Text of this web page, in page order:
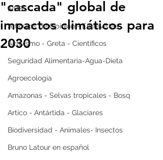
IPBES
Artículos de Opinión - Entrevistas
Activismo - Greta - Científicos
Seguridad Alimentaria-Agua-Dieta
Agroecología
Amazonas - Selvas tropicales - Bosq
Artico - Antártida - Glaciares
Biodiversidad - Animales- Insectos
Bruno Latour en español
"cascada" global de
impactos climáticos para
2030